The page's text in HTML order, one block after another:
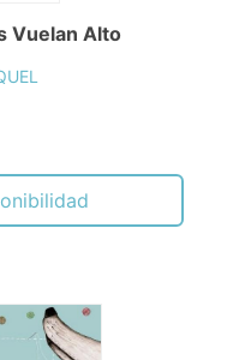
Vuelan Alto